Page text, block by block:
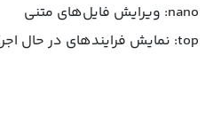
nano: ویرایش فایل‌های متنی
top: نمایش فرایندهای در حال اجرا